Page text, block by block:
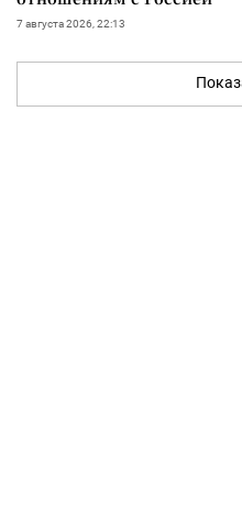
7 августа 2026, 22:13